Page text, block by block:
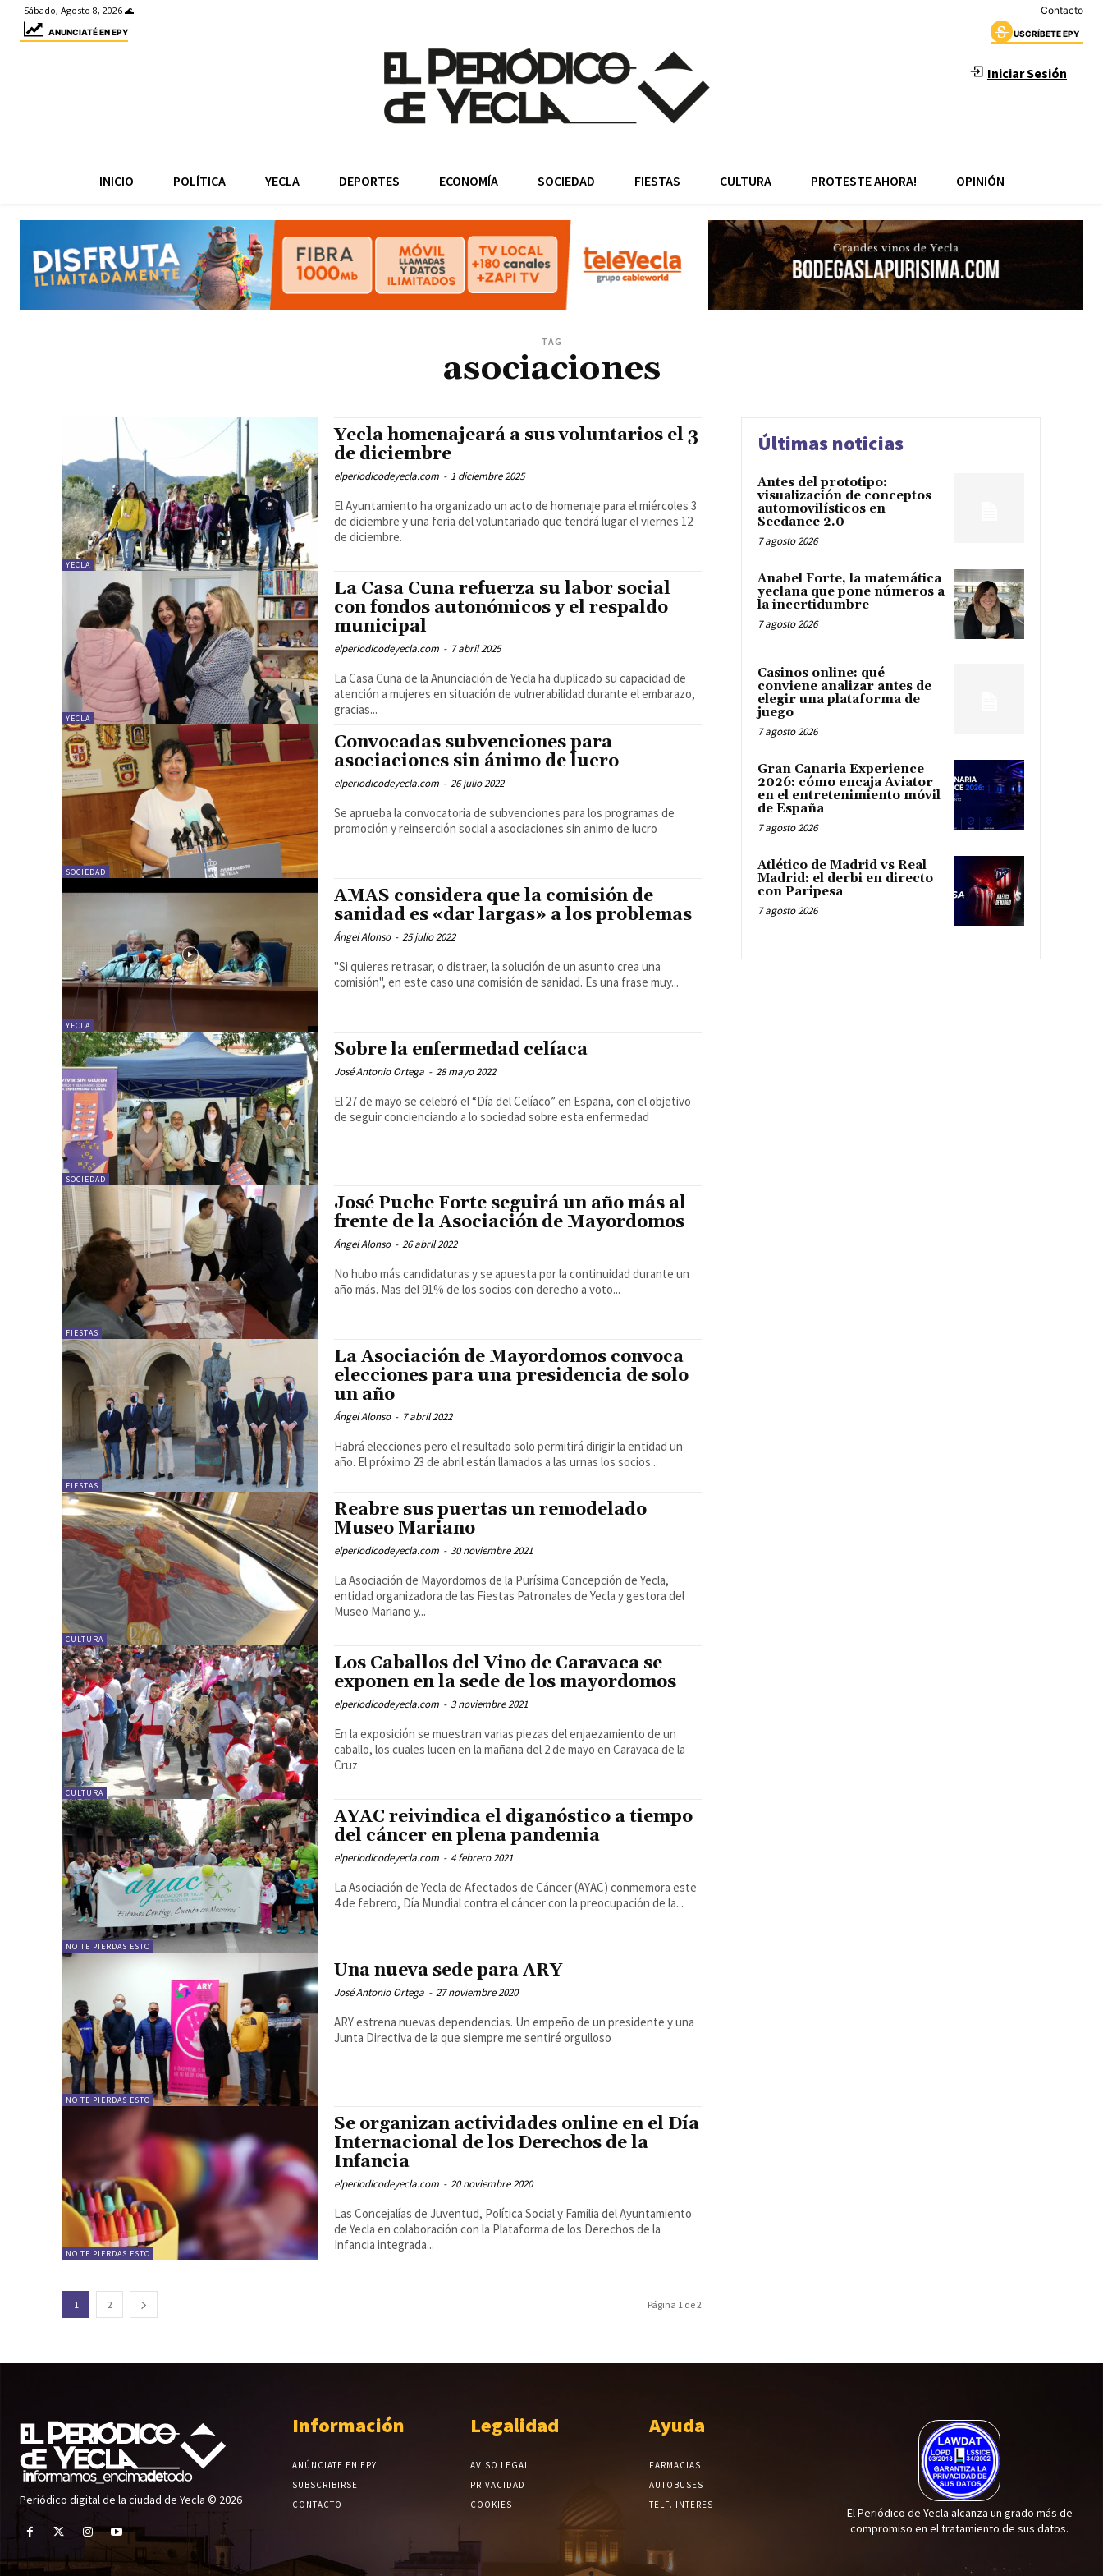
Sábado, Agosto 8, 2026 🌊 Contacto
ANUNCIATÉ EN EPY USCRÍBETE EPY
Iniciar Sesión
INICIO POLÍTICA YECLA DEPORTES ECONOMÍA SOCIEDAD FIESTAS CULTURA PROTESTE AHORA! OPINIÓN
TAG
asociaciones
YECLA
Yecla homenajeará a sus voluntarios el 3
de diciembre
elperiodicodeyecla.com - 1 diciembre 2025
El Ayuntamiento ha organizado un acto de homenaje para el miércoles 3
de diciembre y una feria del voluntariado que tendrá lugar el viernes 12
de diciembre.
YECLA
La Casa Cuna refuerza su labor social
con fondos autonómicos y el respaldo
municipal
elperiodicodeyecla.com - 7 abril 2025
La Casa Cuna de la Anunciación de Yecla ha duplicado su capacidad de
atención a mujeres en situación de vulnerabilidad durante el embarazo,
gracias...
SOCIEDAD
Convocadas subvenciones para
asociaciones sin ánimo de lucro
elperiodicodeyecla.com - 26 julio 2022
Se aprueba la convocatoria de subvenciones para los programas de
promoción y reinserción social a asociaciones sin animo de lucro
YECLA
AMAS considera que la comisión de
sanidad es «dar largas» a los problemas
Ángel Alonso - 25 julio 2022
"Si quieres retrasar, o distraer, la solución de un asunto crea una
comisión", en este caso una comisión de sanidad. Es una frase muy...
SOCIEDAD
Sobre la enfermedad celíaca
José Antonio Ortega - 28 mayo 2022
El 27 de mayo se celebró el “Día del Celíaco” en España, con el objetivo
de seguir concienciando a lo sociedad sobre esta enfermedad
FIESTAS
José Puche Forte seguirá un año más al
frente de la Asociación de Mayordomos
Ángel Alonso - 26 abril 2022
No hubo más candidaturas y se apuesta por la continuidad durante un
año más. Mas del 91% de los socios con derecho a voto...
FIESTAS
La Asociación de Mayordomos convoca
elecciones para una presidencia de solo
un año
Ángel Alonso - 7 abril 2022
Habrá elecciones pero el resultado solo permitirá dirigir la entidad un
año. El próximo 23 de abril están llamados a las urnas los socios...
CULTURA
Reabre sus puertas un remodelado
Museo Mariano
elperiodicodeyecla.com - 30 noviembre 2021
La Asociación de Mayordomos de la Purísima Concepción de Yecla,
entidad organizadora de las Fiestas Patronales de Yecla y gestora del
Museo Mariano y...
CULTURA
Los Caballos del Vino de Caravaca se
exponen en la sede de los mayordomos
elperiodicodeyecla.com - 3 noviembre 2021
En la exposición se muestran varias piezas del enjaezamiento de un
caballo, los cuales lucen en la mañana del 2 de mayo en Caravaca de la
Cruz
NO TE PIERDAS ESTO
AYAC reivindica el diganóstico a tiempo
del cáncer en plena pandemia
elperiodicodeyecla.com - 4 febrero 2021
La Asociación de Yecla de Afectados de Cáncer (AYAC) conmemora este
4 de febrero, Día Mundial contra el cáncer con la preocupación de la...
NO TE PIERDAS ESTO
Una nueva sede para ARY
José Antonio Ortega - 27 noviembre 2020
ARY estrena nuevas dependencias. Un empeño de un presidente y una
Junta Directiva de la que siempre me sentiré orgulloso
NO TE PIERDAS ESTO
Se organizan actividades online en el Día
Internacional de los Derechos de la
Infancia
elperiodicodeyecla.com - 20 noviembre 2020
Las Concejalías de Juventud, Política Social y Familia del Ayuntamiento
de Yecla en colaboración con la Plataforma de los Derechos de la
Infancia integrada...
1 2 Página 1 de 2
Últimas noticias
Antes del prototipo:
visualización de conceptos
automovilísticos en
Seedance 2.0
7 agosto 2026
Anabel Forte, la matemática
yeclana que pone números a
la incertidumbre
7 agosto 2026
Casinos online: qué
conviene analizar antes de
elegir una plataforma de
juego
7 agosto 2026
Gran Canaria Experience
2026: cómo encaja Aviator
en el entretenimiento móvil
de España
7 agosto 2026
Atlético de Madrid vs Real
Madrid: el derbi en directo
con Paripesa
7 agosto 2026
Periódico digital de la ciudad de Yecla © 2026
Información
ANÚNCIATE EN EPY
SUBSCRIBIRSE
CONTACTO
Legalidad
AVISO LEGAL
PRIVACIDAD
COOKIES
Ayuda
FARMACIAS
AUTOBUSES
TELF. INTERES
El Periódico de Yecla alcanza un grado más de
compromiso en el tratamiento de sus datos.